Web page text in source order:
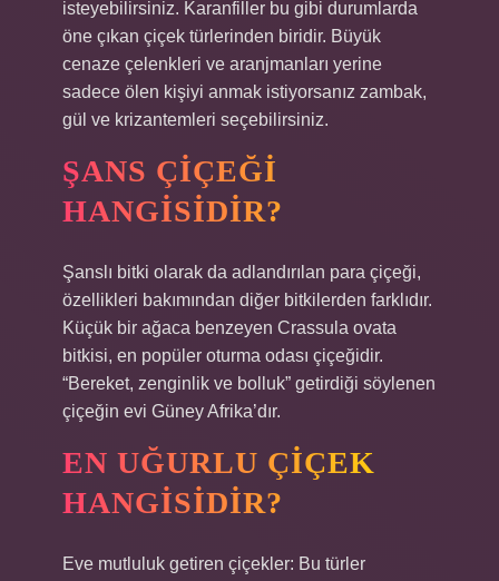
isteyebilirsiniz. Karanfiller bu gibi durumlarda
öne çıkan çiçek türlerinden biridir. Büyük
cenaze çelenkleri ve aranjmanları yerine
sadece ölen kişiyi anmak istiyorsanız zambak,
gül ve krizantemleri seçebilirsiniz.
ŞANS ÇIÇEĞI
HANGISIDIR?
Şanslı bitki olarak da adlandırılan para çiçeği,
özellikleri bakımından diğer bitkilerden farklıdır.
Küçük bir ağaca benzeyen Crassula ovata
bitkisi, en popüler oturma odası çiçeğidir.
“Bereket, zenginlik ve bolluk” getirdiği söylenen
çiçeğin evi Güney Afrika’dır.
EN UĞURLU ÇIÇEK
HANGISIDIR?
Eve mutluluk getiren çiçekler: Bu türler